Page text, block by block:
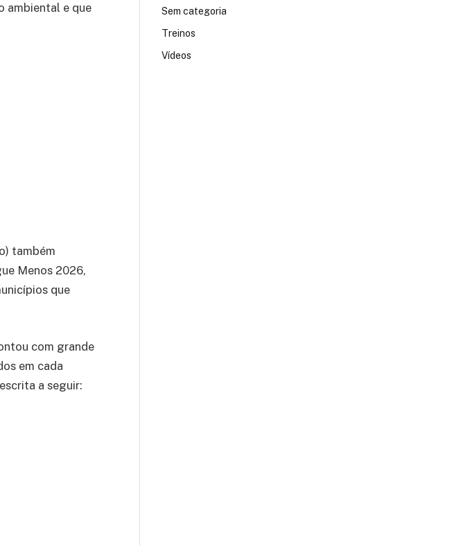
ambiental e que
também
Menos 2026,
que
com grande
em cada
a seguir:
Sem categoria
Treinos
Vídeos